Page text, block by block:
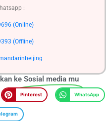
:
(Online)
(Offline)
ke Sosial media mu
Pinterest WhatsApp